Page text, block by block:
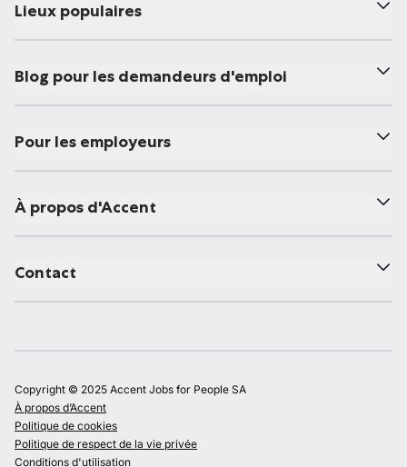
Lieux populaires
Blog pour les demandeurs d'emploi
Pour les employeurs
À propos d'Accent
Contact
Copyright © 2025 Accent Jobs for People SA
À propos d’Accent
Politique de cookies
Politique de respect de la vie privée
Conditions d'utilisation